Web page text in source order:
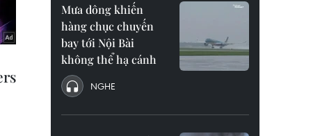
Mưa dông khiến
hàng chục chuyến
bay tới Nội Bài
không thể hạ cánh
NGHE